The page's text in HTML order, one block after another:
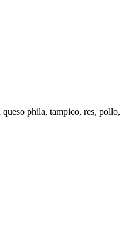
phila, tampico, res, pollo,